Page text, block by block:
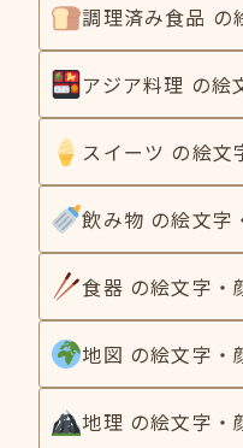
調理済み食品 の
アジア料理 の絵
スイーツ の絵文
飲み物 の絵文字
食器 の絵文字・
地図 の絵文字・
地理 の絵文字・